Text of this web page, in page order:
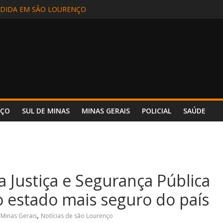
INCÊNDIO EM CAMINHÃO NA BR-381 – POUSO ALEGRE
EM SÃO LOURENÇO
REFORÇA SEGURANÇA E PREPARO NO HOSPITAL
SUL DE MINAS MINAS GERAIS POLICIAL SAÚDE
e Segurança Pública
estado mais seguro do país
Gerais, Notícias de são Lourenço